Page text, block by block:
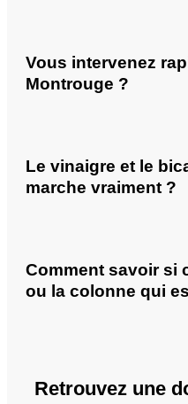
Vous intervenez
Montrouge ?
Le vinaigre et le
marche vraiment ?
Comment savoir si
ou la colonne qui
Retrouvez une